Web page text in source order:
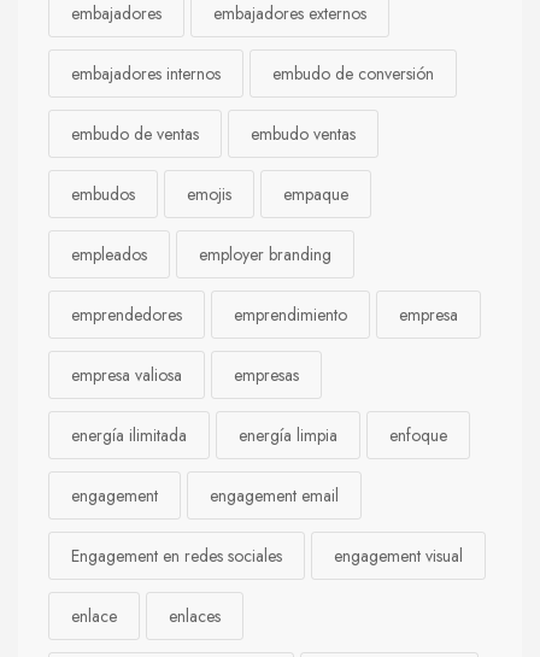
embajadores embajadores externos
embajadores internos embudo de conversión
embudo de ventas embudo ventas
embudos emojis empaque
empleados employer branding
emprendedores emprendimiento empresa
empresa valiosa empresas
energía ilimitada energía limpia enfoque
engagement engagement email
Engagement en redes sociales engagement visual
enlace enlaces